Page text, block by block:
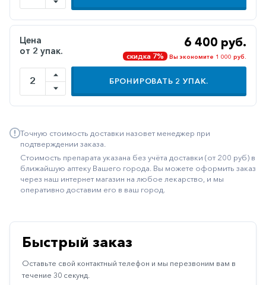
Иммунодепрессанты
Климактерические
Метаболизм
Минеральный
обмен
средства
Неврологические
Остеопороз
Паркинсон
Противоаллергические
Противовирусные
Цена
от 2 упак.
6 400 руб.
скидка 7% Вы экономите 1 000 руб.
БРОНИРОВАТЬ 2 УПАК.
Точную стоимость доставки назовет менеджер при
подтверждении заказа.
Стоимость препарата указана без учёта доставки (от 200 руб) в
ближайшую аптеку Вашего города. Вы можете оформить заказ
через наш интернет магазин на любое лекарство, и мы
оперативно доставим его в ваш город.
Быстрый заказ
Оставьте свой контактный телефон и мы перезвоним вам в
течение 30 секунд.